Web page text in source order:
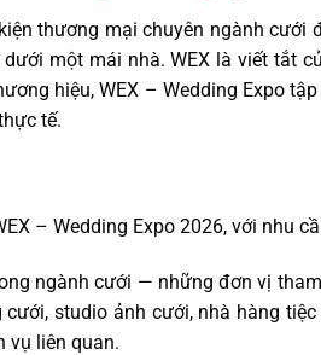
thương mại chuyên ngành cưới
một mái nhà. WEX là viết tắt
hiệu, WEX – Wedding Expo
tế.
– Wedding Expo 2026, với nhu
ngành cưới — những đơn vị
studio ảnh cưới, nhà hàng
vụ liên quan.